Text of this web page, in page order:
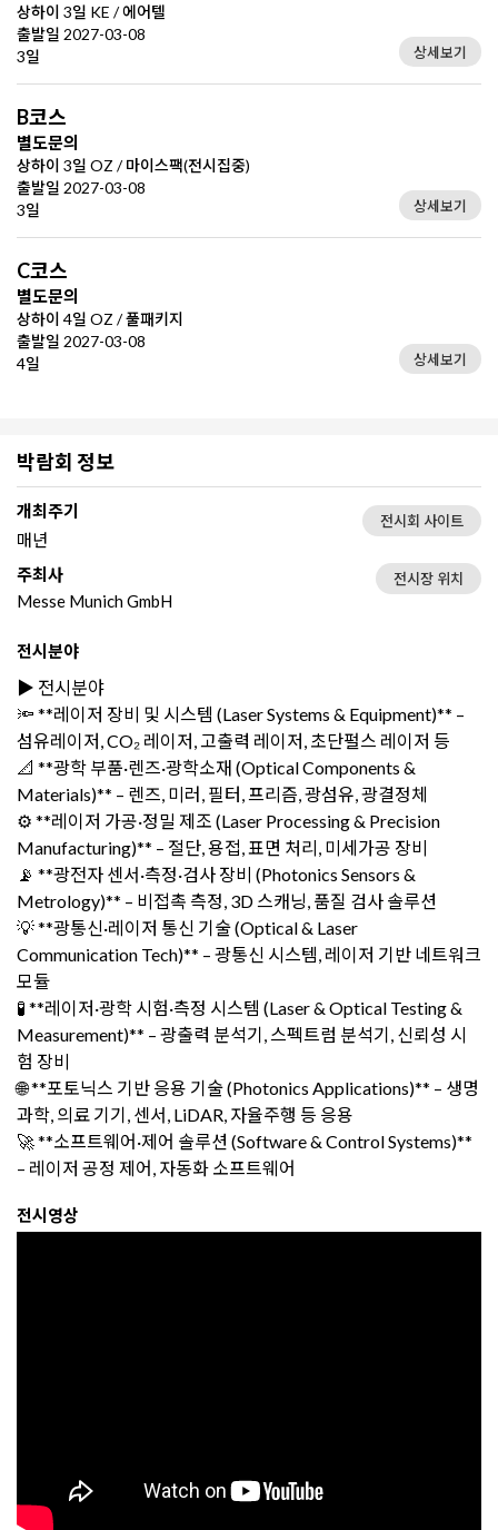
상하이 3일 KE / 에어텔
출발일 2027-03-08
3일
상세보기
B코스
별도문의
상하이 3일 OZ / 마이스팩(전시집중)
출발일 2027-03-08
3일
상세보기
C코스
별도문의
상하이 4일 OZ / 풀패키지
출발일 2027-03-08
4일
상세보기
박람회 정보
개최주기
매년
전시회 사이트
주최사
Messe Munich GmbH
전시장 위치
전시분야
▶️ 전시분야
🔦 **레이저 장비 및 시스템 (Laser Systems & Equipment)** –
섬유레이저, CO₂ 레이저, 고출력 레이저, 초단펄스 레이저 등
📐 **광학 부품·렌즈·광학소재 (Optical Components &
Materials)** – 렌즈, 미러, 필터, 프리즘, 광섬유, 광결정체
⚙️ **레이저 가공·정밀 제조 (Laser Processing & Precision
Manufacturing)** – 절단, 용접, 표면 처리, 미세가공 장비
📡 **광전자 센서·측정·검사 장비 (Photonics Sensors &
Metrology)** – 비접촉 측정, 3D 스캐닝, 품질 검사 솔루션
💡 **광통신·레이저 통신 기술 (Optical & Laser
Communication Tech)** – 광통신 시스템, 레이저 기반 네트워크
모듈
🧪 **레이저·광학 시험·측정 시스템 (Laser & Optical Testing &
Measurement)** – 광출력 분석기, 스펙트럼 분석기, 신뢰성 시
험 장비
🌐 **포토닉스 기반 응용 기술 (Photonics Applications)** – 생명
과학, 의료 기기, 센서, LiDAR, 자율주행 등 응용
🚀 **소프트웨어·제어 솔루션 (Software & Control Systems)**
– 레이저 공정 제어, 자동화 소프트웨어
전시영상